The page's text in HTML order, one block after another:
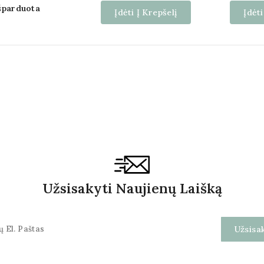
Įdėti Į Krepšelį
Užsisakyti Naujienų Laišką